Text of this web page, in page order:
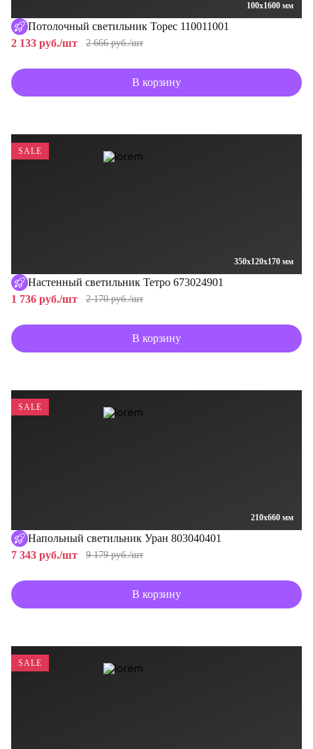
100x1600 мм
Потолочный светильник Торес 110011001
2 133 руб./шт
2 666 руб./шт
В корзину
350x120x170 мм
SALE
Настенный светильник Тетро 673024901
1 736 руб./шт
2 170 руб./шт
В корзину
210x660 мм
SALE
Напольный светильник Уран 803040401
7 343 руб./шт
9 179 руб./шт
В корзину
SALE